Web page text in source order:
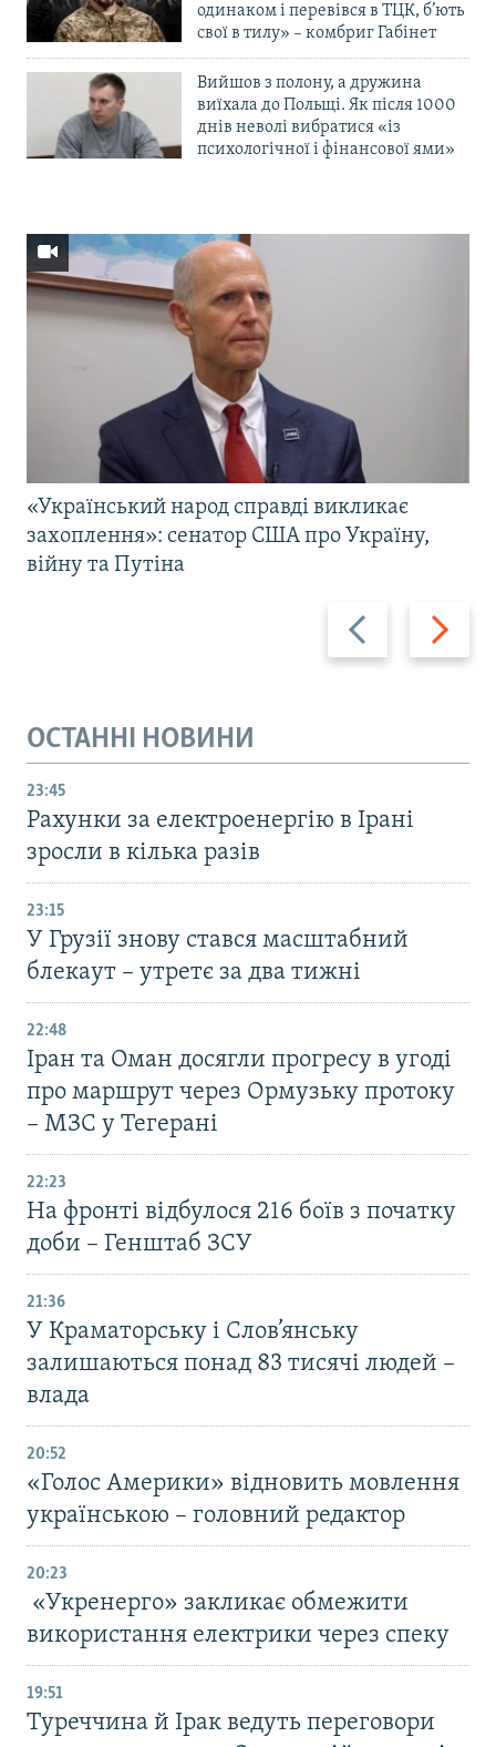
одинаком і перевівся в ТЦК, б’ють
свої в тилу» – комбриг Габінет
Вийшов з полону, а дружина
виїхала до Польщі. Як після 1000
днів неволі вибратися «із
психологічної і фінансової ями»
Назад Вперед
«Український народ справді викликає
захоплення»: сенатор США про Україну,
війну та Путіна
ОСТАННІ НОВИНИ
23:45
Рахунки за електроенергію в Ірані
зросли в кілька разів
23:15
У Грузії знову стався масштабний
блекаут – утретє за два тижні
22:48
Іран та Оман досягли прогресу в угоді
про маршрут через Ормузьку протоку
– МЗС у Тегерані
22:23
На фронті відбулося 216 боїв з початку
доби – Генштаб ЗСУ
21:36
У Краматорську і Слов’янську
залишаються понад 83 тисячі людей –
влада
20:52
«Голос Америки» відновить мовлення
українською – головний редактор
20:23
«Укренерго» закликає обмежити
використання електрики через спеку
19:51
Туреччина й Ірак ведуть переговори